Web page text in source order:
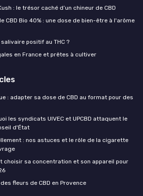
: le trésor caché d’un chineur de CBD
CBD Bio 40% : une dose de bien-être à l'arôme
positif au THC ?
en France et prêtes à cultiver
: adapter sa dose de CBD au format pour des
les syndicats UIVEC et UPCBD attaquent le
d'État
: nos astuces et le rôle de la cigarette
choisir sa concentration et son appareil pour
fleurs de CBD en Provence